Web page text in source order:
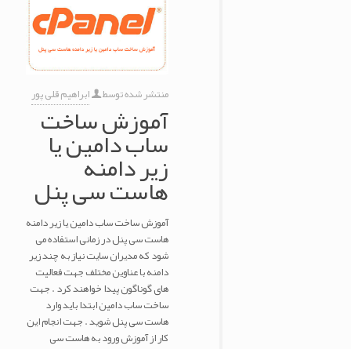
منتشر شده توسط ابراهیم قلی پور
آموزش ساخت
ساب دامین یا
زیر دامنه
هاست سی پنل
آموزش ساخت ساب دامین یا زیر دامنه
هاست سی پنل در زمانی استفاده می
شود که مدیران سایت نیاز به چند زیر
دامنه با عناوین مختلف جهت فعالیت
های گوناگون پیدا خواهند کرد . جهت
ساخت ساب دامین ابتدا باید وارد
هاست سی پنل شوید . جهت انجام این
کار از آموزش ورود به هاست سی